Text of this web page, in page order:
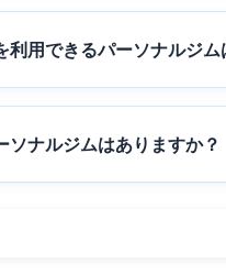
用できるパーソナルジム
ナルジムはありますか？